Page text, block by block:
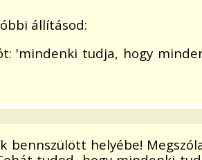
állításod:
'mindenki tudja, hogy
bennszülött helyébe!